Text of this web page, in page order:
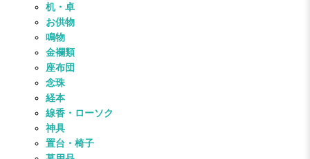
机・卓
お供物
鳴物
金襴類
座布団
念珠
経本
線香・ローソク
神具
置台・椅子